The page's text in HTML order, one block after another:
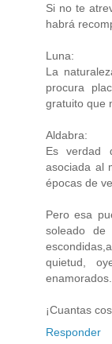
Si no te
habrá
Luna:
La
procura
gratuito que
Aldabra:
Es verdad
asociada al
épocas de
Pero esa
soleado
quietud,
enamorados...
¡Cuantas
Responder